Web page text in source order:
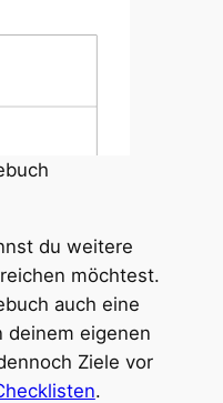
du weitere
möchtest.
auch eine
deinem eigenen
Ziele vor
.